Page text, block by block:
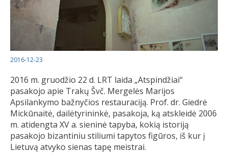
2016-12-23
2016 m. gruodžio 22 d. LRT laida „Atspindžiai“
pasakojo apie Trakų Švč. Mergelės Marijos
Apsilankymo bažnyčios restauraciją. Prof. dr. Giedrė
Mickūnaitė, dailėtyrininkė, pasakoja, ką atskleidė 2006
m. atidengta XV a. sieninė tapyba, kokią istoriją
pasakojo bizantiniu stiliumi tapytos figūros, iš kur į
Lietuvą atvyko sienas tapę meistrai.